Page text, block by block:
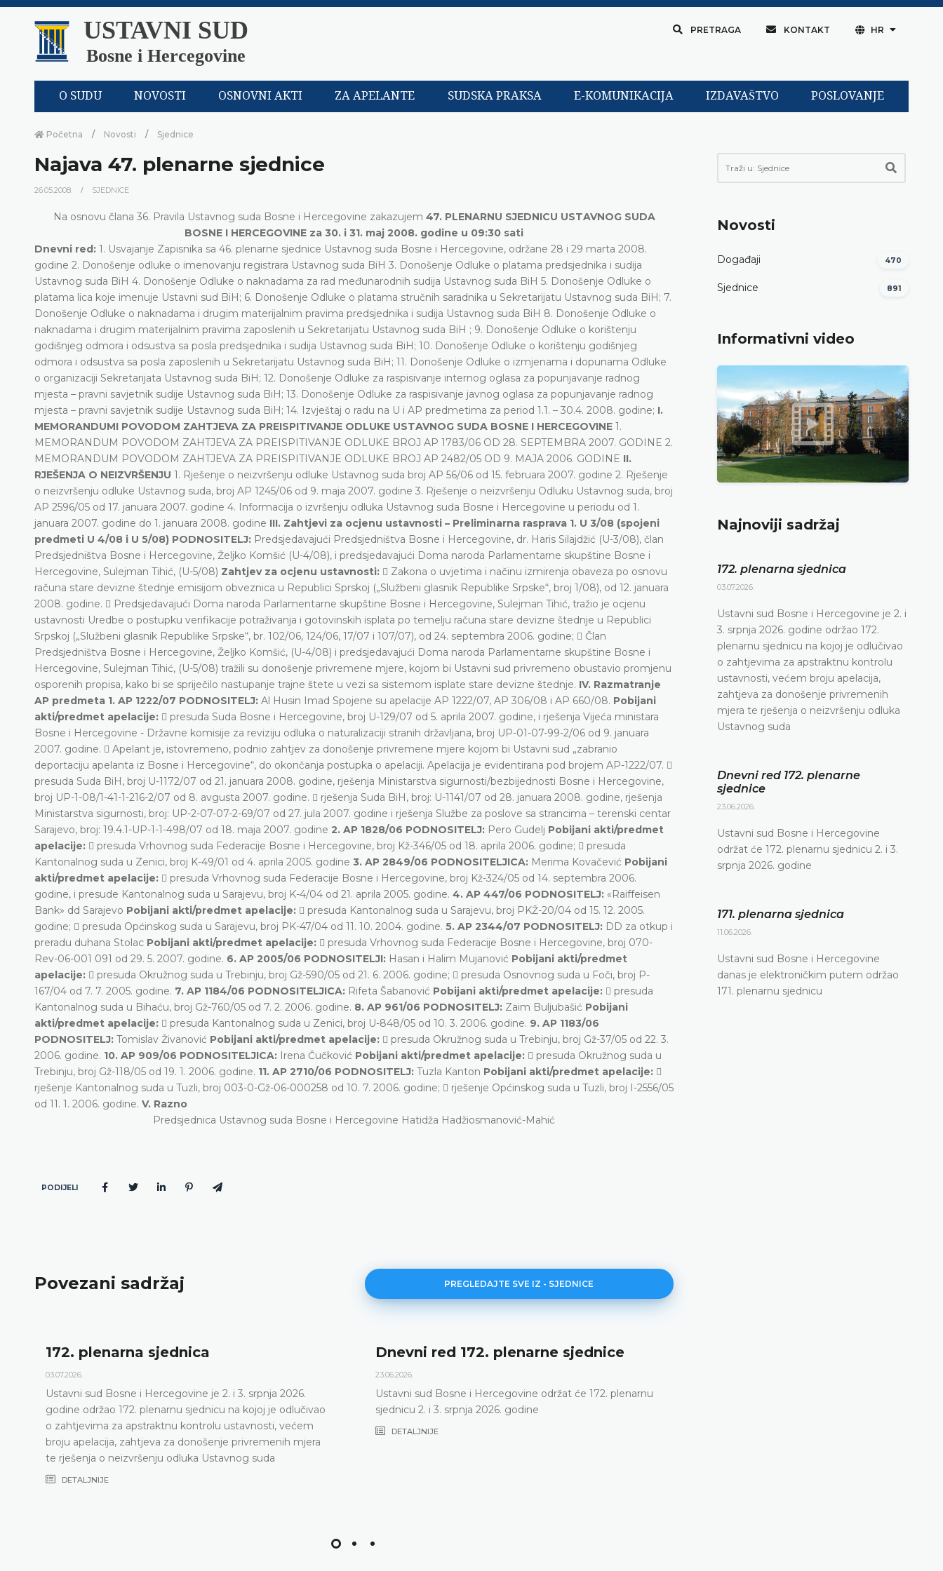
USTAVNI SUD
Bosne i Hercegovine
PRETRAGA KONTAKT HR
O SUDU NOVOSTI OSNOVNI AKTI ZA APELANTE SUDSKA PRAKSA E-KOMUNIKACIJA IZDAVAŠTVO POSLOVANJE
Početna Novosti Sjednice
Najava 47. plenarne sjednice
26.05.2008. SJEDNICE
Na osnovu člana 36. Pravila Ustavnog suda Bosne i Hercegovine zakazujem 47. PLENARNU SJEDNICU USTAVNOG SUDA
BOSNE I HERCEGOVINE za 30. i 31. maj 2008. godine u 09:30 sati
Dnevni red: 1. Usvajanje Zapisnika sa 46. plenarne sjednice Ustavnog suda Bosne i Hercegovine, održane 28 i 29 marta 2008.
godine 2. Donošenje odluke o imenovanju registrara Ustavnog suda BiH 3. Donošenje Odluke o platama predsjednika i sudija
Ustavnog suda BiH 4. Donošenje Odluke o naknadama za rad međunarodnih sudija Ustavnog suda BiH 5. Donošenje Odluke o
platama lica koje imenuje Ustavni sud BiH; 6. Donošenje Odluke o platama stručnih saradnika u Sekretarijatu Ustavnog suda BiH; 7.
Donošenje Odluke o naknadama i drugim materijalnim pravima predsjednika i sudija Ustavnog suda BiH 8. Donošenje Odluke o
naknadama i drugim materijalnim pravima zaposlenih u Sekretarijatu Ustavnog suda BiH ; 9. Donošenje Odluke o korištenju
godišnjeg odmora i odsustva sa posla predsjednika i sudija Ustavnog suda BiH; 10. Donošenje Odluke o korištenju godišnjeg
odmora i odsustva sa posla zaposlenih u Sekretarijatu Ustavnog suda BiH; 11. Donošenje Odluke o izmjenama i dopunama Odluke
o organizaciji Sekretarijata Ustavnog suda BiH; 12. Donošenje Odluke za raspisivanje internog oglasa za popunjavanje radnog
mjesta – pravni savjetnik sudije Ustavnog suda BiH; 13. Donošenje Odluke za raspisivanje javnog oglasa za popunjavanje radnog
mjesta – pravni savjetnik sudije Ustavnog suda BiH; 14. Izvještaj o radu na U i AP predmetima za period 1.1. – 30.4. 2008. godine; I.
MEMORANDUMI POVODOM ZAHTJEVA ZA PREISPITIVANJE ODLUKE USTAVNOG SUDA BOSNE I HERCEGOVINE 1.
MEMORANDUM POVODOM ZAHTJEVA ZA PREISPITIVANJE ODLUKE BROJ AP 1783/06 OD 28. SEPTEMBRA 2007. GODINE 2.
MEMORANDUM POVODOM ZAHTJEVA ZA PREISPITIVANJE ODLUKE BROJ AP 2482/05 OD 9. MAJA 2006. GODINE II.
RJEŠENJA O NEIZVRŠENJU 1. Rješenje o neizvršenju odluke Ustavnog suda broj AP 56/06 od 15. februara 2007. godine 2. Rješenje
o neizvršenju odluke Ustavnog suda, broj AP 1245/06 od 9. maja 2007. godine 3. Rješenje o neizvršenju Odluku Ustavnog suda, broj
AP 2596/05 od 17. januara 2007. godine 4. Informacija o izvršenju odluka Ustavnog suda Bosne i Hercegovine u periodu od 1.
januara 2007. godine do 1. januara 2008. godine III. Zahtjevi za ocjenu ustavnosti – Preliminarna rasprava 1. U 3/08 (spojeni
predmeti U 4/08 i U 5/08) PODNOSITELJ: Predsjedavajući Predsjedništva Bosne i Hercegovine, dr. Haris Silajdžić (U-3/08), član
Predsjedništva Bosne i Hercegovine, Željko Komšić (U-4/08), i predsjedavajući Doma naroda Parlamentarne skupštine Bosne i
Hercegovine, Sulejman Tihić, (U-5/08) Zahtjev za ocjenu ustavnosti:  Zakona o uvjetima i načinu izmirenja obaveza po osnovu
računa stare devizne štednje emisijom obveznica u Republici Sprskoj („Službeni glasnik Republike Srpske“, broj 1/08), od 12. januara
2008. godine.  Predsjedavajući Doma naroda Parlamentarne skupštine Bosne i Hercegovine, Sulejman Tihić, tražio je ocjenu
ustavnosti Uredbe o postupku verifikacije potraživanja i gotovinskih isplata po temelju računa stare devizne štednje u Republici
Srpskoj („Službeni glasnik Republike Srpske“, br. 102/06, 124/06, 17/07 i 107/07), od 24. septembra 2006. godine;  Član
Predsjedništva Bosne i Hercegovine, Željko Komšić, (U-4/08) i predsjedavajući Doma naroda Parlamentarne skupštine Bosne i
Hercegovine, Sulejman Tihić, (U-5/08) tražili su donošenje privremene mjere, kojom bi Ustavni sud privremeno obustavio promjenu
osporenih propisa, kako bi se spriječilo nastupanje trajne štete u vezi sa sistemom isplate stare devizne štednje. IV. Razmatranje
AP predmeta 1. AP 1222/07 PODNOSITELJ: Al Husin Imad Spojene su apelacije AP 1222/07, AP 306/08 i AP 660/08. Pobijani
akti/predmet apelacije:  presuda Suda Bosne i Hercegovine, broj U-129/07 od 5. aprila 2007. godine, i rješenja Vijeća ministara
Bosne i Hercegovine - Državne komisije za reviziju odluka o naturalizaciji stranih državljana, broj UP-01-07-99-2/06 od 9. januara
2007. godine.  Apelant je, istovremeno, podnio zahtjev za donošenje privremene mjere kojom bi Ustavni sud „zabranio
deportaciju apelanta iz Bosne i Hercegovine“, do okončanja postupka o apelaciji. Apelacija je evidentirana pod brojem AP-1222/07. 
presuda Suda BiH, broj U-1172/07 od 21. januara 2008. godine, rješenja Ministarstva sigurnosti/bezbijednosti Bosne i Hercegovine,
broj UP-1-08/1-41-1-216-2/07 od 8. avgusta 2007. godine.  rješenja Suda BiH, broj: U-1141/07 od 28. januara 2008. godine, rješenja
Ministarstva sigurnosti, broj: UP-2-07-07-2-69/07 od 27. jula 2007. godine i rješenja Službe za poslove sa strancima – terenski centar
Sarajevo, broj: 19.4.1-UP-1-1-498/07 od 18. maja 2007. godine 2. AP 1828/06 PODNOSITELJ: Pero Gudelj Pobijani akti/predmet
apelacije:  presuda Vrhovnog suda Federacije Bosne i Hercegovine, broj Kž-346/05 od 18. aprila 2006. godine;  presuda
Kantonalnog suda u Zenici, broj K-49/01 od 4. aprila 2005. godine 3. AP 2849/06 PODNOSITELJICA: Merima Kovačević Pobijani
akti/predmet apelacije:  presuda Vrhovnog suda Federacije Bosne i Hercegovine, broj Kž-324/05 od 14. septembra 2006.
godine, i presude Kantonalnog suda u Sarajevu, broj K-4/04 od 21. aprila 2005. godine. 4. AP 447/06 PODNOSITELJ: «Raiffeisen
Bank» dd Sarajevo Pobijani akti/predmet apelacije:  presuda Kantonalnog suda u Sarajevu, broj PKŽ-20/04 od 15. 12. 2005.
godine;  presuda Općinskog suda u Sarajevu, broj PK-47/04 od 11. 10. 2004. godine. 5. AP 2344/07 PODNOSITELJ: DD za otkup i
preradu duhana Stolac Pobijani akti/predmet apelacije:  presuda Vrhovnog suda Federacije Bosne i Hercegovine, broj 070-
Rev-06-001 091 od 29. 5. 2007. godine. 6. AP 2005/06 PODNOSITELJI: Hasan i Halim Mujanović Pobijani akti/predmet
apelacije:  presuda Okružnog suda u Trebinju, broj Gž-590/05 od 21. 6. 2006. godine;  presuda Osnovnog suda u Foči, broj P-
167/04 od 7. 7. 2005. godine. 7. AP 1184/06 PODNOSITELJICA: Rifeta Šabanović Pobijani akti/predmet apelacije:  presuda
Kantonalnog suda u Bihaću, broj Gž-760/05 od 7. 2. 2006. godine. 8. AP 961/06 PODNOSITELJ: Zaim Buljubašić Pobijani
akti/predmet apelacije:  presuda Kantonalnog suda u Zenici, broj U-848/05 od 10. 3. 2006. godine. 9. AP 1183/06
PODNOSITELJ: Tomislav Živanović Pobijani akti/predmet apelacije:  presuda Okružnog suda u Trebinju, broj Gž-37/05 od 22. 3.
2006. godine. 10. AP 909/06 PODNOSITELJICA: Irena Čučković Pobijani akti/predmet apelacije:  presuda Okružnog suda u
Trebinju, broj Gž-118/05 od 19. 1. 2006. godine. 11. AP 2710/06 PODNOSITELJ: Tuzla Kanton Pobijani akti/predmet apelacije: 
rješenje Kantonalnog suda u Tuzli, broj 003-0-Gž-06-000258 od 10. 7. 2006. godine;  rješenje Općinskog suda u Tuzli, broj I-2556/05
od 11. 1. 2006. godine. V. Razno
Predsjednica Ustavnog suda Bosne i Hercegovine Hatidža Hadžiosmanović-Mahić
PODIJELI
Povezani sadržaj PREGLEDAJTE SVE IZ - SJEDNICE
172. plenarna sjednica
03.07.2026.
Ustavni sud Bosne i Hercegovine je 2. i 3. srpnja 2026.
godine održao 172. plenarnu sjednicu na kojoj je odlučivao
o zahtjevima za apstraktnu kontrolu ustavnosti, većem
broju apelacija, zahtjeva za donošenje privremenih mjera
te rješenja o neizvršenju odluka Ustavnog suda
DETALJNIJE
Dnevni red 172. plenarne sjednice
23.06.2026.
Ustavni sud Bosne i Hercegovine održat će 172. plenarnu
sjednicu 2. i 3. srpnja 2026. godine
DETALJNIJE
Novosti
Događaji 470
Sjednice 891
Informativni video
Najnoviji sadržaj
172. plenarna sjednica
03.07.2026.
Ustavni sud Bosne i Hercegovine je 2. i
3. srpnja 2026. godine održao 172.
plenarnu sjednicu na kojoj je odlučivao
o zahtjevima za apstraktnu kontrolu
ustavnosti, većem broju apelacija,
zahtjeva za donošenje privremenih
mjera te rješenja o neizvršenju odluka
Ustavnog suda
Dnevni red 172. plenarne
sjednice
23.06.2026.
Ustavni sud Bosne i Hercegovine
održat će 172. plenarnu sjednicu 2. i 3.
srpnja 2026. godine
171. plenarna sjednica
11.06.2026.
Ustavni sud Bosne i Hercegovine
danas je elektroničkim putem održao
171. plenarnu sjednicu